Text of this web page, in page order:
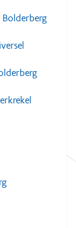
Bolderberg